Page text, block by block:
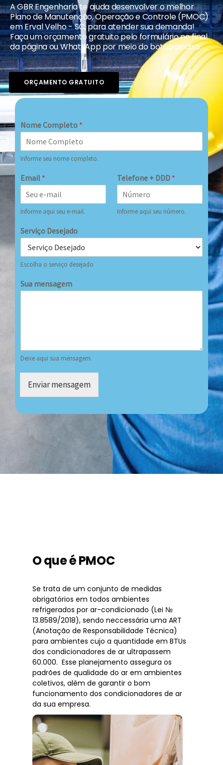
A GBR Engenharia te ajuda desenvolver o melhor
Plano de Manutenção, Operação e Controle (PMOC)
em Erval Velho - SC, para atender sua demanda!
Faça um orçamento gratuito pelo formulário no final
da página ou WhatsApp por meio do botão abaixo.
ORÇAMENTO GRATUITO
Nome Completo *
Informe seu nome completo.
Email *
Informe aqui seu e-mail.
Telefone + DDD *
Informe aqui seu número.
Serviço Desejado
Escolha o serviço desejado
Sua mensagem
Deixe aqui sua mensagem.
Enviar mensagem
O que é PMOC
Se trata de um conjunto de medidas
obrigatórios em todos ambientes
refrigerados por ar-condicionado (Lei №
13.8589/2018), sendo neccessária uma ART
(Anotação de Responsabilidade Técnica)
para ambientes cujo a quantidade em BTUs
dos condicionadores de ar ultrapassem
60.000. Esse planejamento assegura os
padrões de qualidade do ar em ambientes
coletivos, além de garantir o bom
funcionamento dos condicionadores de ar
da sua empresa.